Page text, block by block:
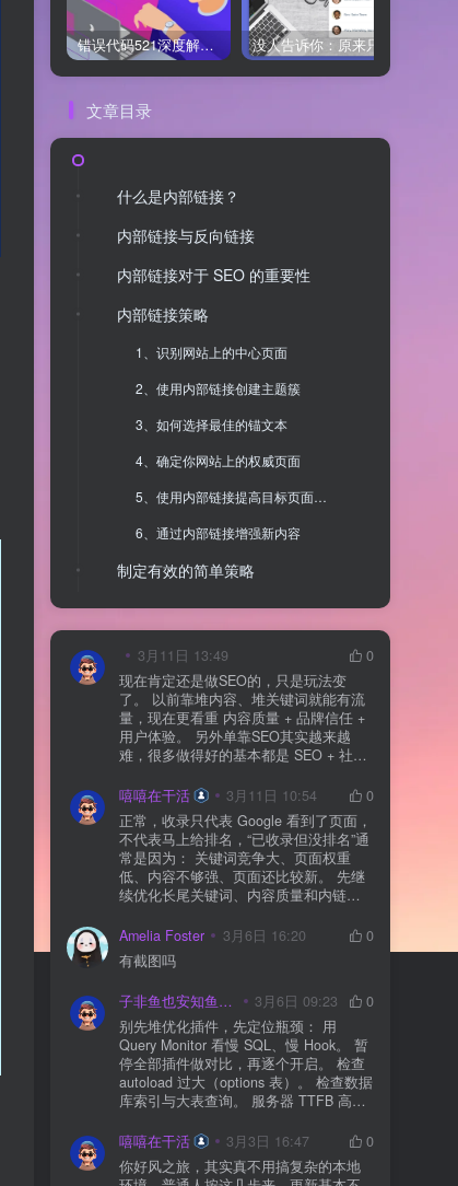
错误代码521深度解析：什么是“Web服务器宕机”？它和502、504有何不同？
文章目录
什么是内部链接？
内部链接与反向链接
内部链接对于 SEO 的重要性
内部链接策略
1、识别网站上的中心页面
2、使用内部链接创建主题簇
3、如何选择最佳的锚文本
4、确定你网站上的权威页面
5、使用内部链接提高目标页面的排名
6、通过内部链接增强新内容
制定有效的简单策略
要避免的内部链接技术
1、访问帖子
2、标记文本并插入链接
3、更新/发布文章
总结
3月11日 13:49
0
现在肯定还是做SEO的，只是玩法变
了。 以前靠堆内容、堆关键词就能有流
量，现在更看重 内容质量 + 品牌信任 +
用户体验。 另外单靠SEO其实越来越
难，很多做得好的基本都是 SEO + 社媒
质还是一个长期获客渠道，但不能再当
成唯一渠道了。
嘻嘻在干活 3月11日 10:54
0
正常，收录只代表 Google 看到了页面，
不代表马上给排名，“已收录但没排名”通
常是因为： 关键词竞争大、页面权重
低、内容不够强、页面还比较新。 先继
续优化长尾关键词、内容质量和内链，
Amelia Foster
3月6日 16:20
0
有截图吗
子非鱼也安知鱼之乐 3月6日 09:23
0
别先堆优化插件，先定位瓶颈： 用
Query Monitor 看慢 SQL、慢 Hook。 暂
停全部插件做对比，再逐个开启。 检查
autoload 过大（options 表）。 检查数据
库索引与大表查询。 服务器 TTFB 高就
嘻嘻在干活
3月3日 16:47
0
你好风之旅，其实真不用搞复杂的本地